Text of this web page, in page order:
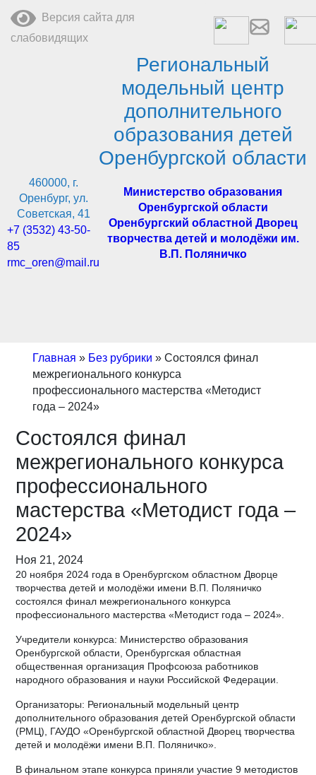
содержимому
Версия сайта для
слабовидящих
Региональный
модельный центр
дополнительного
образования детей
Оренбургской области
460000, г.
Оренбург, ул.
Советская, 41
+7 (3532) 43-50-
85
rmc_oren@mail.ru
Министерство образования
Оренбургской области
Оренбургский областной Дворец
творчества детей и молодёжи им.
В.П. Поляничко
Главная » Без рубрики » Состоялся финал
межрегионального конкурса
профессионального мастерства «Методист
года – 2024»
Состоялся финал
межрегионального конкурса
профессионального
мастерства «Методист года –
2024»
Ноя 21, 2024
20 ноября 2024 года в Оренбургском областном Дворце
творчества детей и молодёжи имени В.П. Поляничко
состоялся финал межрегионального конкурса
профессионального мастерства «Методист года – 2024».
Учредители конкурса: Министерство образования
Оренбургской области, Оренбургская областная
общественная организация Профсоюза работников
народного образования и науки Российской Федерации.
Организаторы: Региональный модельный центр
дополнительного образования детей Оренбургской области
(РМЦ), ГАУДО «Оренбургской областной Дворец творчества
детей и молодёжи имени В.П. Поляничко».
В финальном этапе конкурса приняли участие 9 методистов